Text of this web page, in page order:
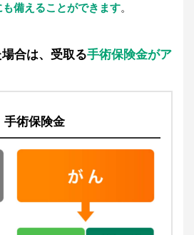
備えることができます。
合は、受取る手術保険金がア
手術保険金